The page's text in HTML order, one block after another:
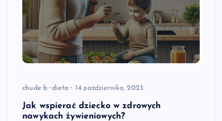
chude b dieta 14 października, 2023
Jak wspierać dziecko w zdrowych
nawykach żywieniowych?